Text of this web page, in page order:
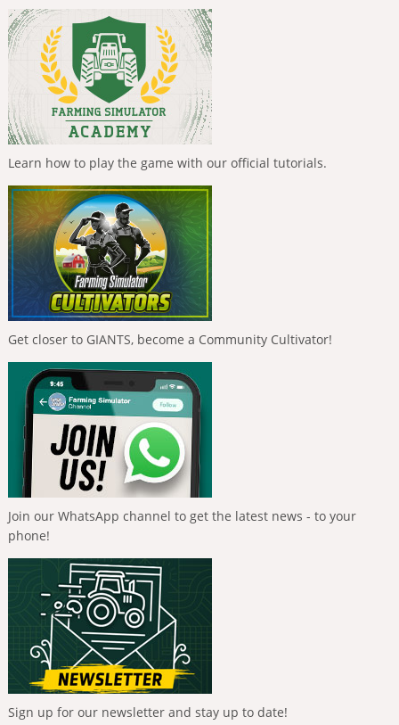
Learn how to play the game with our official tutorials.
Get closer to GIANTS, become a Community Cultivator!
Join our WhatsApp channel to get the latest news - to your
phone!
Sign up for our newsletter and stay up to date!